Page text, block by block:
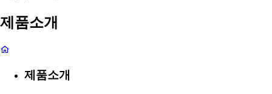
제품소개
제품소개